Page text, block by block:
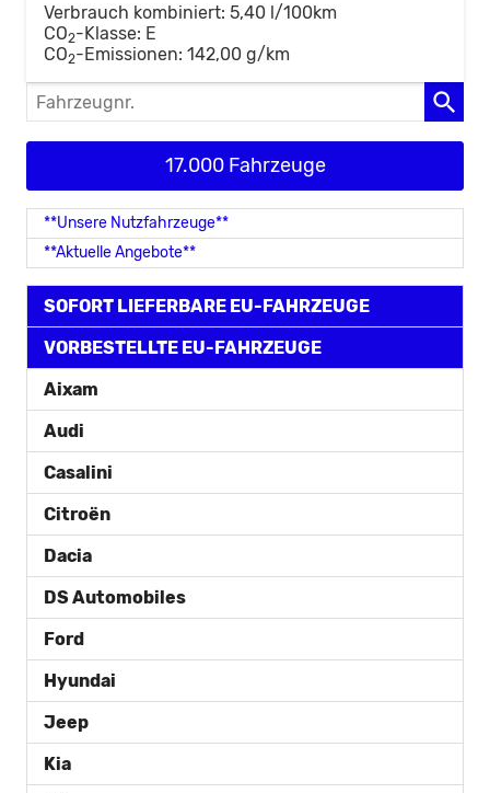
Verbrauch kombiniert: 5,40 l/100km
CO2-Klasse: E
CO2-Emissionen: 142,00 g/km
Fahrzeugnr.
17.000 Fahrzeuge
**Unsere Nutzfahrzeuge**
**Aktuelle Angebote**
SOFORT LIEFERBARE EU-FAHRZEUGE
VORBESTELLTE EU-FAHRZEUGE
Aixam
Audi
Casalini
Citroën
Dacia
DS Automobiles
Ford
Hyundai
Jeep
Kia